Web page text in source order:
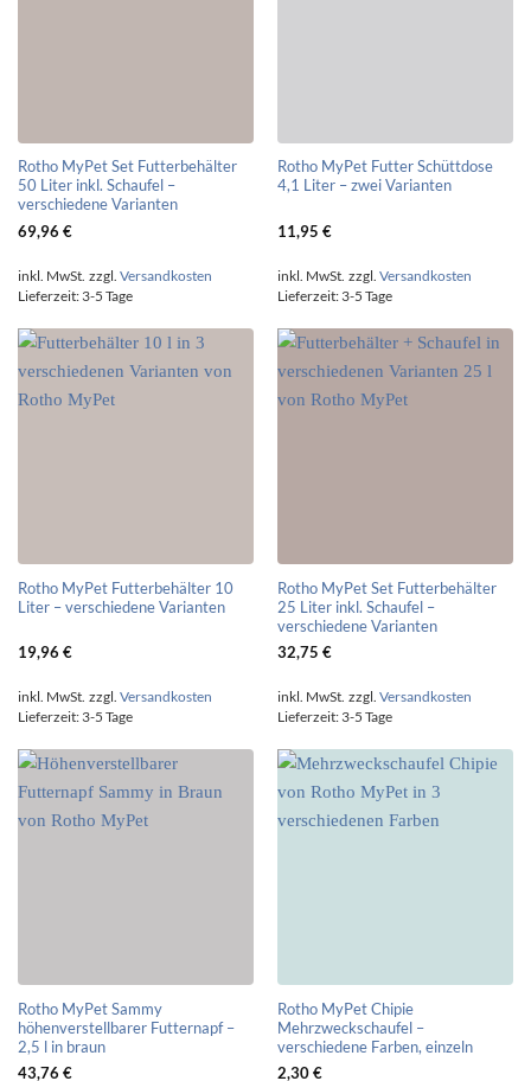
Rotho MyPet Set Futterbehälter
50 Liter inkl. Schaufel –
verschiedene Varianten
69,96 €
inkl. MwSt. zzgl. Versandkosten
Lieferzeit: 3-5 Tage
Rotho MyPet Futter Schüttdose
4,1 Liter – zwei Varianten
11,95 €
inkl. MwSt. zzgl. Versandkosten
Lieferzeit: 3-5 Tage
Rotho MyPet Futterbehälter 10
Liter – verschiedene Varianten
19,96 €
inkl. MwSt. zzgl. Versandkosten
Lieferzeit: 3-5 Tage
Rotho MyPet Set Futterbehälter
25 Liter inkl. Schaufel –
verschiedene Varianten
32,75 €
inkl. MwSt. zzgl. Versandkosten
Lieferzeit: 3-5 Tage
Rotho MyPet Sammy
höhenverstellbarer Futternapf –
2,5 l in braun
43,76 €
Rotho MyPet Chipie
Mehrzweckschaufel –
verschiedene Farben, einzeln
2,30€